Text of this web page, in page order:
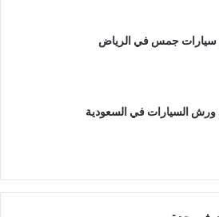
جمس في الرياض
السيارات في السعودية